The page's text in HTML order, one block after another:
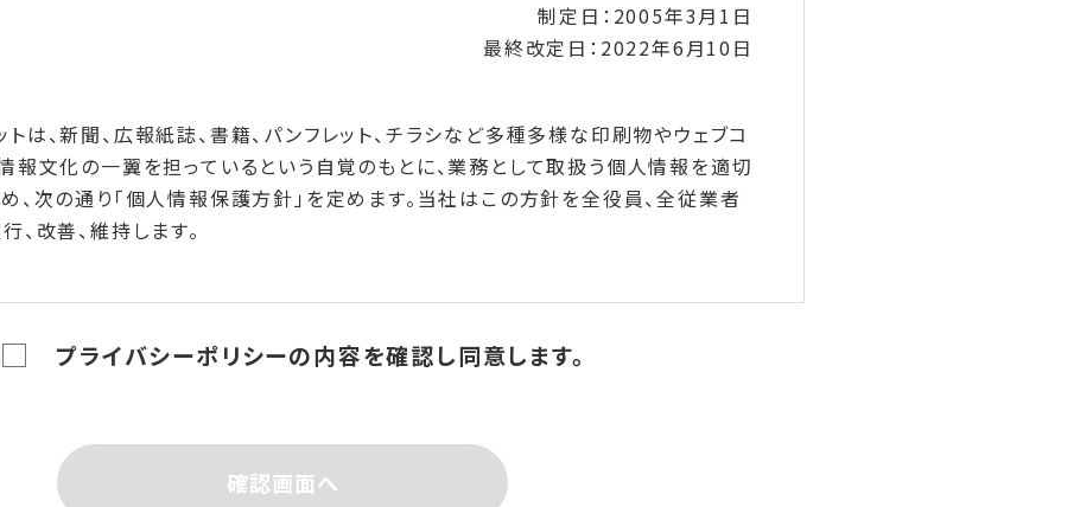
制定日：2005年3月1日
最終改定日：2022年6月10日
は、新聞、広報紙誌、書籍、パンフレット、チラシなど多種多様な印刷物やウェブコ
報文化の一翼を担っているという自覚のもとに、業務として取扱う個人情報を適切
、次の通り「個人情報保護方針」を定めます。当社はこの方針を全役員、全従業者
、改善、維持します。
公正な手段によって個人情報を取得します。
の内容及び規模を考慮し、個人情報を取得の際に示した利用目的の範囲内で、業務
プライバシーポリシーの内容を確認し同意します。
確認画面へ